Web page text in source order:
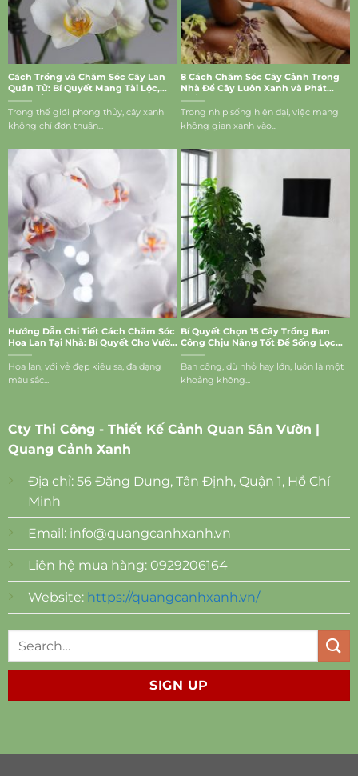
Cách Trồng và Chăm Sóc Cây Lan
Quân Tử: Bí Quyết Mang Tài Lộc,
May Mắn Vào Nhà
Trong thế giới phong thủy, cây xanh
không chỉ đơn thuần...
8 Cách Chăm Sóc Cây Cảnh Trong
Nhà Để Cây Luôn Xanh và Phát
Triển Tốt
Trong nhịp sống hiện đại, việc mang
không gian xanh vào...
Hướng Dẫn Chi Tiết Cách Chăm Sóc
Hoa Lan Tại Nhà: Bí Quyết Cho Vườn
Lan Rực Rỡ
Hoa lan, với vẻ đẹp kiêu sa, đa dạng
màu sắc...
Bí Quyết Chọn 15 Cây Trồng Ban
Công Chịu Nắng Tốt Để Sống Lọc
Bụi, Mang Vượng Khí Vào Nhà
Ban công, dù nhỏ hay lớn, luôn là một
khoảng không...
Cty Thi Công - Thiết Kế Cảnh Quan Sân Vườn |
Quang Cảnh Xanh
Địa chỉ: 56 Đặng Dung, Tân Định, Quận 1, Hồ Chí
Minh
Email: info@quangcanhxanh.vn
Liên hệ mua hàng: 0929206164
Website: https://quangcanhxanh.vn/
SIGN UP